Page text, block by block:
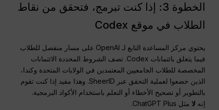
الخطوة 3: إذا كنت تبرمج، فتحقق من نقاط
الطلاب في موقع Codex
يحتوي مركز المساعدة التابع لـ OpenAI على مسار منفصل للطلاب
فيما يتعلق بائتمانات Codex. تصف الشروط المحددة الائتمانات
المخصصة للطلاب الجامعيين المعتمدين في الولايات المتحدة وكندا،
الذين خضعوا لعملية التحقق عبر SheerID. وهذا مفيد إذا كنت تقوم
بالتطوير أو تصحيح الأخطاء أو التعلم باستخدام الأكواد البرمجية.
إنه لا مثل ChatGPT Plus.